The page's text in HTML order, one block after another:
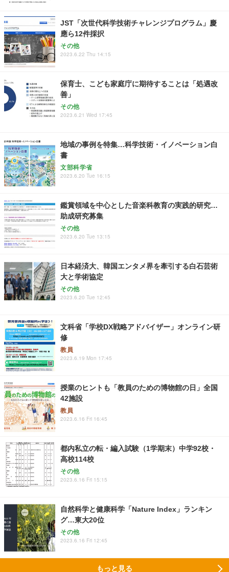
JST「次世代科学技術チャレンジプログラム」慶
應ら12件採択
その他
2023.6.22 Thu 14:15
保育士、こども家庭庁に期待することは「処遇改
善」
その他
2023.6.21 Wed 17:45
地域の事例を特集…科学技術・イノベーション白
書
文部科学省
2023.6.20 Tue 16:15
鑑賞領域を中心とした音楽科教育の実践的研究…
助成研究募集
その他
2023.6.20 Tue 13:15
日本経済大、韓国エンタメ界を牽引する白石芸術
大と学術協定
その他
2023.6.20 Tue 12:45
文科省「学校DX戦略アドバイザー」オンライン研
修
教員
2023.6.19 Mon 17:45
授業のヒントも「教員のための博物館の日」全国
42施設
教員
2023.6.16 Fri 16:45
都内私立の転・編入試験（1学期末）中学92校・
高校114校
その他
2023.6.16 Fri 15:15
自然科学と健康科学「Nature Index」ランキン
グ…東大20位
その他
2023.6.16 Fri 12:45
もっと見る